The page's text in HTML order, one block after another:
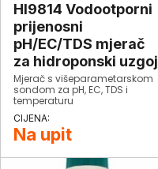
HI9814 Vodootporni
prijenosni
pH/EC/TDS mjerač
za hidroponski uzgoj
Mjerač s višeparametarskom
sondom za pH, EC, TDS i
temperaturu
Na upit